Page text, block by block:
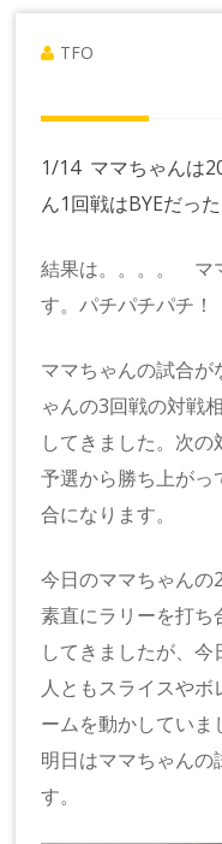
TFO
1/14 ママちゃんは
ん1回戦はBYEだっ
結果は。。。。 マ
す。パチパチパチ！
ママちゃんの試合が
ゃんの3回戦の対戦
してきました。次
予選から勝ち上が
合になります。
今日のママちゃんの
素直にラリーを打ち
してきましたが、
人ともスライスや
ームを動かしていま
明日はママちゃんの
す。